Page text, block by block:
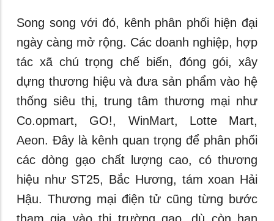
Song song với đó, kênh phân phối hiện đại
ngày càng mở rộng. Các doanh nghiệp, hợp
tác xã chú trọng chế biến, đóng gói, xây
dựng thương hiệu và đưa sản phẩm vào hệ
thống siêu thị, trung tâm thương mại như
Co.opmart, GO!, WinMart, Lotte Mart,
Aeon. Đây là kênh quan trọng để phân phối
các dòng gạo chất lượng cao, có thương
hiệu như ST25, Bắc Hương, tám xoan Hải
Hậu. Thương mại điện tử cũng từng bước